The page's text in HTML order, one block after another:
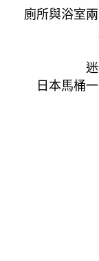
廁所與浴室
日本馬桶